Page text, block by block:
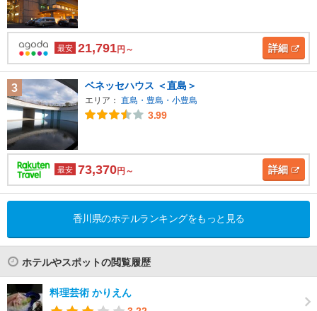
最安 21,791円～ 詳細
3 ベネッセハウス ＜直島＞
エリア： 直島・豊島・小豊島
3.99
最安 73,370円～ 詳細
香川県のホテルランキングをもっと見る
ホテルやスポットの閲覧履歴
料理芸術 かりえん